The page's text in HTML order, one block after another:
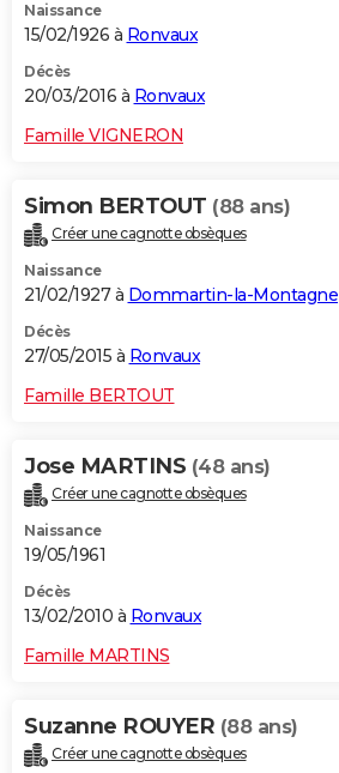
Naissance
15/02/1926 à Ronvaux
Décès
20/03/2016 à Ronvaux
Famille VIGNERON
Simon BERTOUT (88 ans)
Créer une cagnotte obsèques
Naissance
21/02/1927 à Dommartin-la-Montagne
Décès
27/05/2015 à Ronvaux
Famille BERTOUT
Jose MARTINS (48 ans)
Créer une cagnotte obsèques
Naissance
19/05/1961
Décès
13/02/2010 à Ronvaux
Famille MARTINS
Suzanne ROUYER (88 ans)
Créer une cagnotte obsèques